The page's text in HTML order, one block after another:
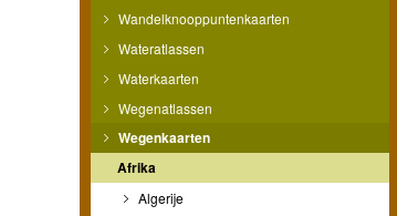
Wandelknooppuntenkaarten
Wateratlassen
Waterkaarten
Wegenatlassen
Wegenkaarten
Afrika
Algerije